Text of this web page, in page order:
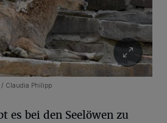
/ Claudia Philipp
es bei den Seelöwen zu